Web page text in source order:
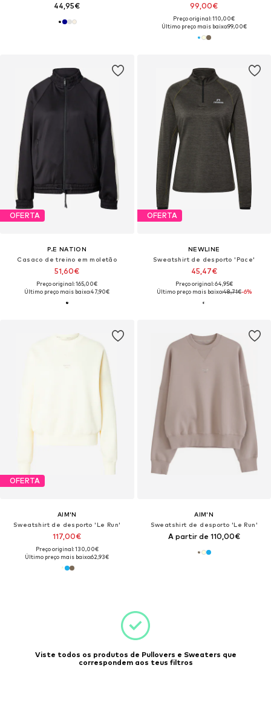
44,95€ 99,00€
Preço original: 110,00€
Último preço mais baixo:99,00€
OFERTA
P.E NATION
Casaco de treino em moletão
51,60€
Preço original: 165,00€
Último preço mais baixo:47,90€
OFERTA
NEWLINE
Sweatshirt de desporto 'Pace'
45,47€
Preço original: 64,95€
Último preço mais baixo:48,71€-6%
OFERTA
AIM'N
Sweatshirt de desporto 'Le Run'
117,00€
Preço original: 130,00€
Último preço mais baixo:62,93€
AIM'N
Sweatshirt de desporto 'Le Run'
A partir de 110,00€
Viste todos os produtos de Pullovers e Sweaters que
correspondem aos teus filtros